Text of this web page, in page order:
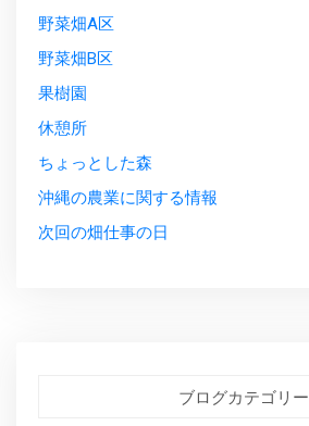
野菜畑A区
野菜畑B区
果樹園
休憩所
ちょっとした森
沖縄の農業に関する情報
次回の畑仕事の日
ブログカテゴリー